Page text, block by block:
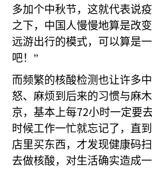
多加个中秋节，这就代表说
之下，中国人慢慢地算是改
远游出行的模式，可以算是
吧！”
而频繁的核酸检测也让许多
怒、麻烦到后来的习惯与麻
京，基本上每72小时一定要
时候工作一忙就忘记了，直
店里买东西，才发现健康码
去做核酸，对生活确实造成一